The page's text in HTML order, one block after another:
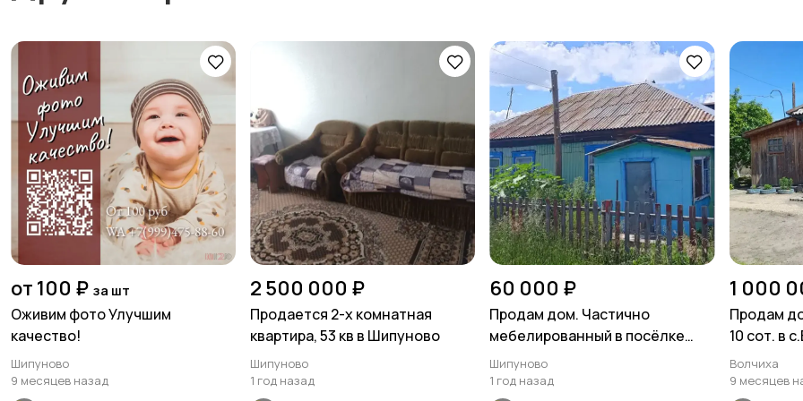
от 100 ₽ за шт
Оживим фото Улучшим
качество!
Шипуново
9 месяцев назад
2 500 000 ₽
Продается 2-х комнатная
квартира, 53 кв в Шипуново
Шипуново
1 год назад
60 000 ₽
Продам дом. Частично
мебелированный в посёлке
Майское утро
Шипуново
1 год назад
1 000
Продам
10 сот. в
Волчиха
9 месяцев